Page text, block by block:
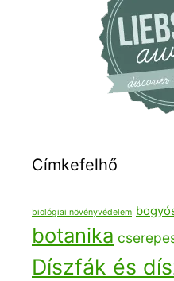
Címkefelhő
biológiai növényvédelem
botanika
Díszfák és